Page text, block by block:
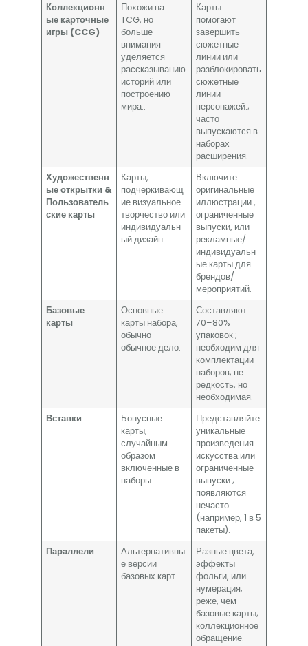
Коллекционн
ые карточные
игры (CCG)
Похожи на
TCG, но
больше
внимания
уделяется
рассказыванию
историй или
построению
мира..
Карты
помогают
завершить
сюжетные
линии или
разблокировать
сюжетные
линии
персонажей.;
часто
выпускаются в
наборах
расширения.
Художественн
ые открытки &
Пользователь
ские карты
Карты,
подчеркивающ
ие визуальное
творчество или
индивидуальн
ый дизайн..
Включите
оригинальные
иллюстрации.,
ограниченные
выпуски, или
рекламные/
индивидуальн
ые карты для
брендов/
мероприятий.
Базовые
карты
Основные
карты набора,
обычно
обычное дело.
Составляют
70–80%
упаковок.;
необходим для
комплектации
наборов; не
редкость, но
необходимая.
Вставки
Бонусные
карты,
случайным
образом
включенные в
наборы..
Представляйте
уникальные
произведения
искусства или
ограниченные
выпуски.;
появляются
нечасто
(например, 1 в 5
пакеты).
Параллели
Альтернативны
е версии
базовых карт.
Разные цвета,
эффекты
фольги, или
нумерация;
реже, чем
базовые карты;
коллекционное
обращение.